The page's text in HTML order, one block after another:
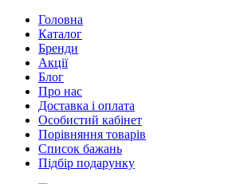
Головна
Каталог
Бренди
Акції
Блог
Про нас
Доставка і оплата
Особистий кабінет
Порівняння товарів
Список бажань
Підбір подарунку